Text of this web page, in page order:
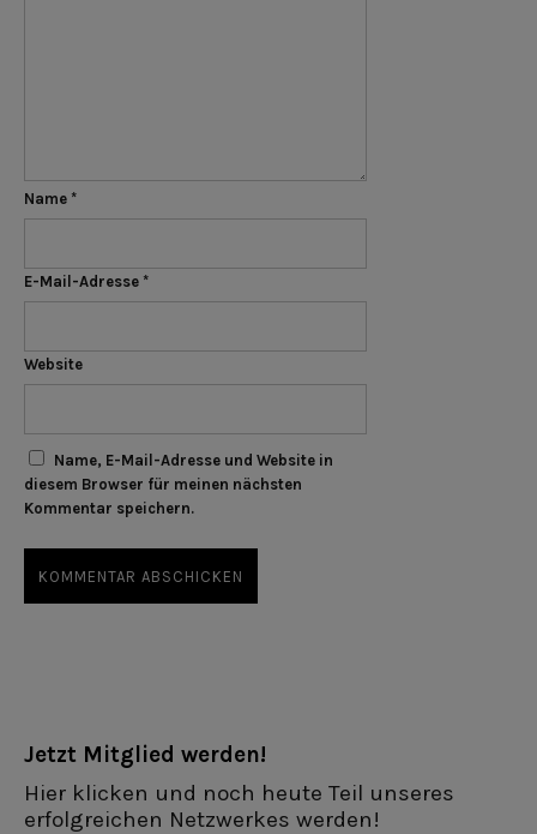
Name *
E-Mail-Adresse *
Website
Name, E-Mail-Adresse und Website in
diesem Browser für meinen nächsten
Kommentar speichern.
Jetzt Mitglied werden!
Hier klicken und noch heute Teil unseres
erfolgreichen Netzwerkes werden!